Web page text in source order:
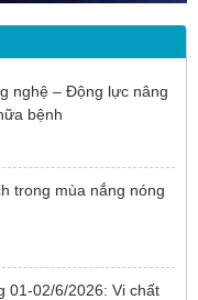
nghệ – Động lực nâng
bệnh
trong mùa nắng nóng
01-02/6/2026: Vi chất